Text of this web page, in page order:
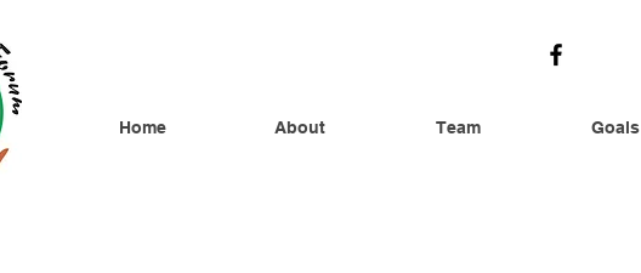
Home About Team Goals